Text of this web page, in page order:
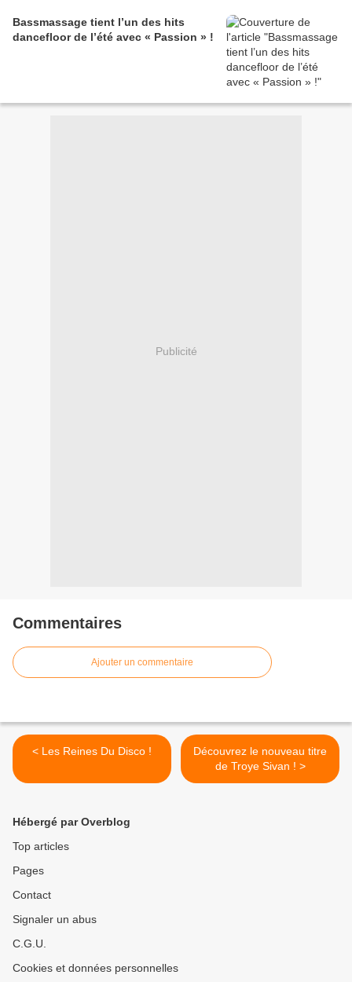
Bassmassage tient l’un des hits
dancefloor de l’été avec « Passion » !
Publicité
Commentaires
Ajouter un commentaire
< Les Reines Du Disco !
Découvrez le nouveau titre
de Troye Sivan ! >
Hébergé par Overblog
Top articles
Pages
Contact
Signaler un abus
C.G.U.
Cookies et données personnelles